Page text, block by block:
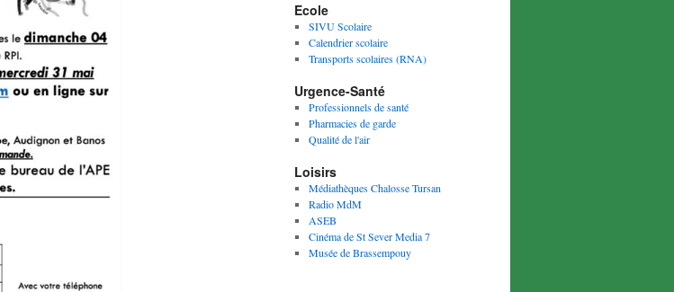
Ecole
SIVU Scolaire
Calendrier scolaire
Transports scolaires (RNA)
Urgence-Santé
Professionnels de santé
Pharmacies de garde
Qualité de l'air
Loisirs
Médiathèques Chalosse Tursan
Radio MdM
ASEB
Cinéma de St Sever Media 7
Musée de Brassempouy